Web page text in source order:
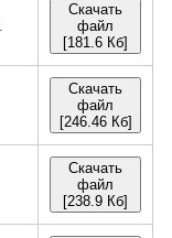
Скачать
файл
[181.6 Кб]
Скачать
файл
[246.46 Кб]
Скачать
файл
[238.9 Кб]